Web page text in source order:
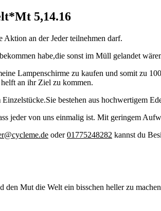
5,14.16
an der Jeder teilnehmen darf.
habe,die sonst im Müll gelandet
Lampenschirme zu kaufen und somit zu
an ihr Ziel zu kommen.
bestehen aus hochwertigem
jeder von uns einmalig ist. Mit geringem
oder01775248282 kannst du
den Mut die Welt ein bisschen heller zu